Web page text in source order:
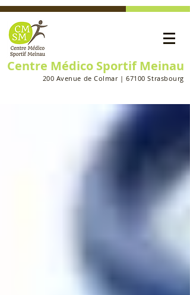
Centre Médico Sportif Meinau
200 Avenue de Colmar | 67100 Strasbourg